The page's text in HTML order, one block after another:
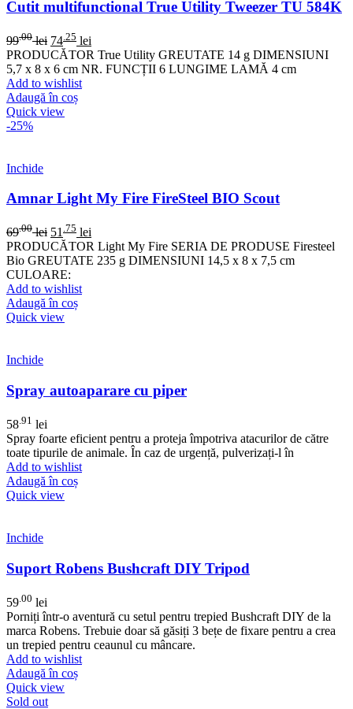
Cutit multifunctional True Utility Tweezer TU 584K
99.00 lei 74 .25 lei
PRODUCĂTOR True Utility GREUTATE 14 g DIMENSIUNI
5,7 x 8 x 6 cm NR. FUNCȚII 6 LUNGIME LAMĂ 4 cm
Add to wishlist
Adaugă în coș
Quick view
-25%
Inchide
Amnar Light My Fire FireSteel BIO Scout
69.00 lei 51 .75 lei
PRODUCĂTOR Light My Fire SERIA DE PRODUSE Firesteel
Bio GREUTATE 235 g DIMENSIUNI 14,5 x 8 x 7,5 cm
CULOARE:
Add to wishlist
Adaugă în coș
Quick view
Inchide
Spray autoaparare cu piper
58 .91 lei
Spray foarte eficient pentru a proteja împotriva atacurilor de către
toate tipurile de animale. În caz de urgență, pulverizați-l în
Add to wishlist
Adaugă în coș
Quick view
Inchide
Suport Robens Bushcraft DIY Tripod
59 .00 lei
Porniți într-o aventură cu setul pentru trepied Bushcraft DIY de la
marca Robens. Trebuie doar să găsiți 3 bețe de fixare pentru a crea
un trepied pentru ceaunul cu mâncare.
Add to wishlist
Adaugă în coș
Quick view
Sold out